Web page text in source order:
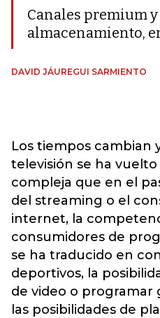
Canales premium
almacenamiento,
DAVID JÁUREGUI SARMIENTO
Los tiempos cambian
televisión se ha
compleja que en el
del streaming o el
internet, la
consumidores de
se ha traducido en
deportivos, la
de video o programar
las posibilidades de